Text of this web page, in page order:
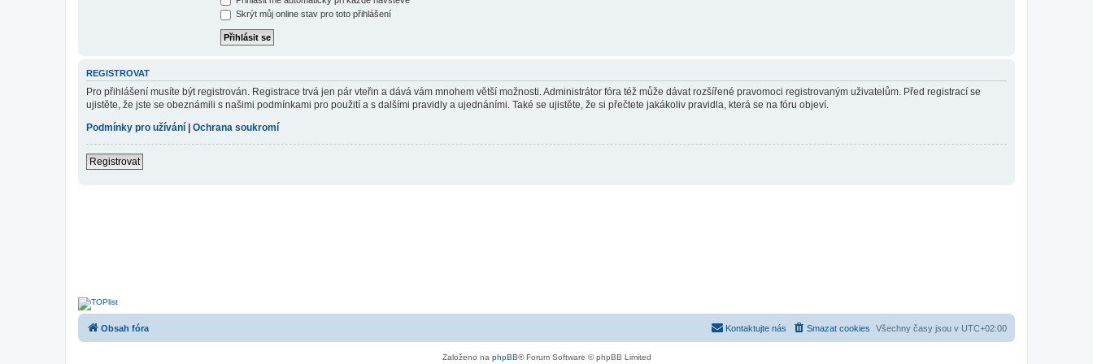
Skrýt můj online stav pro toto přihlášení
REGISTROVAT
Pro přihlášení musíte být registrován. Registrace trvá jen pár vteřin a dává vám mnohem větší možnosti. Administrátor fóra též může dávat rozšířené pravomoci registrovaným uživatelům. Před registrací se
ujistěte, že jste se obeznámili s našimi podmínkami pro použití a s dalšími pravidly a ujednáními. Také se ujistěte, že si přečtete jakákoliv pravidla, která se na fóru objeví.
Podmínky pro užívání
Ochrana soukromí
Registrovat
Obsah fóra Všechny časy jsou v UTC+02:00
Smazat cookies
Kontaktujte nás
Založeno na phpBB® Forum Software © phpBB Limited